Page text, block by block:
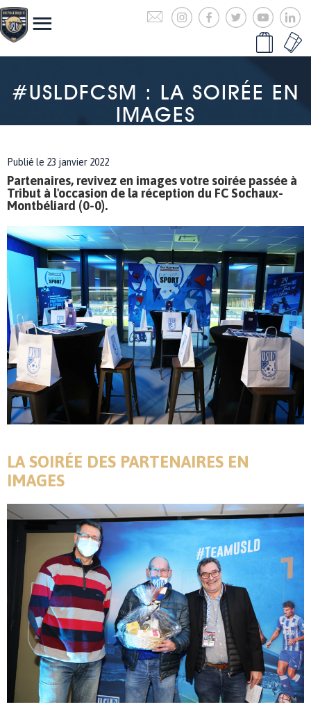
#USLDFCSM : LA SOIRÉE EN
IMAGES
Publié le 23 janvier 2022
Partenaires, revivez en images votre soirée passée à
Tribut à l'occasion de la réception du FC Sochaux-
Montbéliard (0-0).
LA SOIRÉE DES PARTENAIRES EN
IMAGES